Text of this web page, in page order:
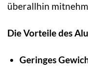
überallhin
Die Vorteile des
Geringes